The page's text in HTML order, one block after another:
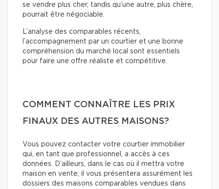
se vendre plus cher, tandis qu’une autre, plus chère,
pourrait être négociable.
L’analyse des comparables récents,
l’accompagnement par un courtier et une bonne
compréhension du marché local sont essentiels
pour faire une offre réaliste et compétitive.
COMMENT CONNAÎTRE LES PRIX
FINAUX DES AUTRES MAISONS?
Vous pouvez contacter votre courtier immobilier
qui, en tant que professionnel, a accès à ces
données. D’ailleurs, dans le cas où il mettra votre
maison en vente, il vous présentera assurément les
dossiers des maisons comparables vendues dans